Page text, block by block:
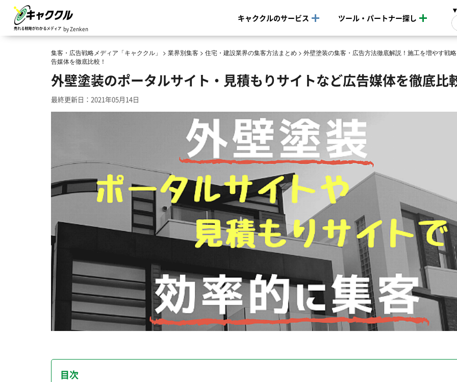
by Zenken
キャククルのサービス ツール・パートナー探し
集客・広告戦略メディア「キャククル」 > 業界別集客 > 住宅・建設業界の集客方法まとめ > 外壁塗装の集客・広告方法徹底解説！施工を増やす戦
告媒体を徹底比較！
外壁塗装のポータルサイト・見積もりサイトなど広告媒体を徹底比
最終更新日：2021年05月14日
目次